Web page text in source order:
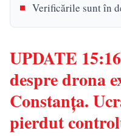
Verificările sunt în
UPDATE
despre drona
Constanța.
pierdut